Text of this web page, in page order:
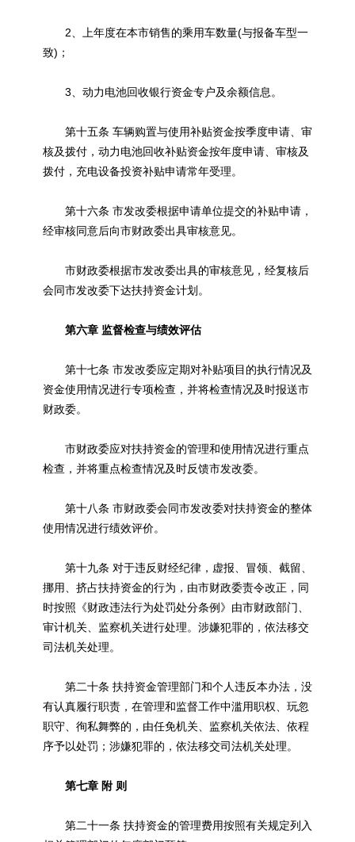
2、上年度在本市销售的乘用车数量(与报备车型一
致)；
3、动力电池回收银行资金专户及余额信息。
第十五条 车辆购置与使用补贴资金按季度申请、审
核及拨付，动力电池回收补贴资金按年度申请、审核及
拨付，充电设备投资补贴申请常年受理。
第十六条 市发改委根据申请单位提交的补贴申请，
经审核同意后向市财政委出具审核意见。
市财政委根据市发改委出具的审核意见，经复核后
会同市发改委下达扶持资金计划。
第六章 监督检查与绩效评估
第十七条 市发改委应定期对补贴项目的执行情况及
资金使用情况进行专项检查，并将检查情况及时报送市
财政委。
市财政委应对扶持资金的管理和使用情况进行重点
检查，并将重点检查情况及时反馈市发改委。
第十八条 市财政委会同市发改委对扶持资金的整体
使用情况进行绩效评价。
第十九条 对于违反财经纪律，虚报、冒领、截留、
挪用、挤占扶持资金的行为，由市财政委责令改正，同
时按照《财政违法行为处罚处分条例》由市财政部门、
审计机关、监察机关进行处理。涉嫌犯罪的，依法移交
司法机关处理。
第二十条 扶持资金管理部门和个人违反本办法，没
有认真履行职责，在管理和监督工作中滥用职权、玩忽
职守、徇私舞弊的，由任免机关、监察机关依法、依程
序予以处罚；涉嫌犯罪的，依法移交司法机关处理。
第七章 附 则
第二十一条 扶持资金的管理费用按照有关规定列入